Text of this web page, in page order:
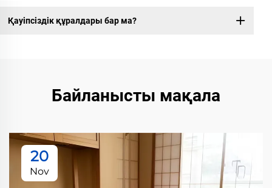
Қауіпсіздік құралдары бар ма?
Байланысты мақала
20
Nov